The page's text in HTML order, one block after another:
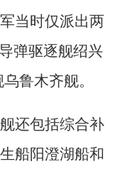
当时仅派出两
弹驱逐舰绍兴
鲁木齐舰。
还包括综合补
船阳澄湖船和